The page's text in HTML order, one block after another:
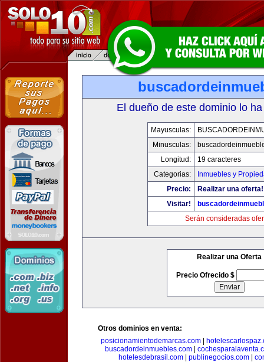
El dueño de este dominio lo
Mayusculas:
Minusculas:
Longitud:
19 caracteres
Categorias:
Inmuebles y
Precio:
Realizar una oferta!
Visitar!
Serán consideradas
Realizar una Oferta
Precio Ofrecido $
Otros dominios en venta:
posicionamientodemarcas.com|
buscadordeinmuebles.com
hotelesdebrasil.com
publinegocios.com